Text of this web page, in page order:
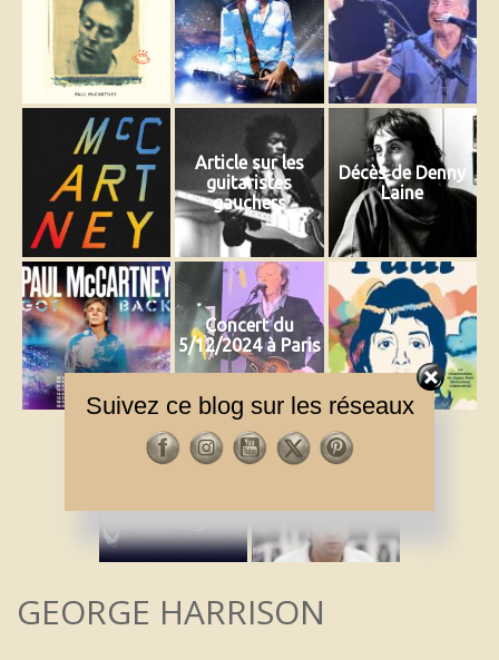
Article sur les
guitaristes
gauchers
Décès de Denny
Laine
Concert du
5/12/2024 à Paris
GEORGE HARRISON
Suivez ce blog sur les réseaux